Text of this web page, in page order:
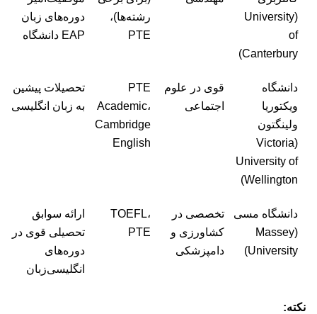
(University
of
Canterbury)
رشته‌ها)،
PTE
دوره‌های زبان
EAP دانشگاه
دانشگاه
ویکتوریا
ولینگتون
(Victoria
University of
Wellington)
قوی در علوم
اجتماعی
PTE
Academic،
Cambridge
English
تحصیلات پیشین
به زبان انگلیسی
دانشگاه مسی
(Massey
University)
تخصصی در
کشاورزی و
دامپزشکی
TOEFL،
PTE
ارائه سوابق
تحصیلی قوی در
دوره‌های
انگلیسی‌زبان
نکته: